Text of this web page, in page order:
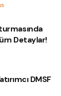
Detaylar!
DMSF